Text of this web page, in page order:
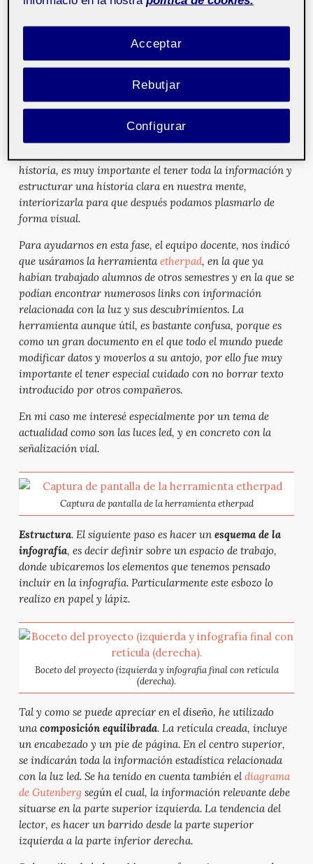
Los gráficos han de ser todos de creación propia.
(excepto mapas)
Formato apaisado de 1200 x 700 píxeles.
Fichero en formato SVG
Para crear la infografía he seguido las siguientes etapas:
. Sin duda este es uno de los principales
puntos a la hora de realizar una infografía. Para poder
historia, es muy importante el tener toda la información y
estructurar una historia clara en nuestra mente,
interiorizarla para que después podamos plasmarlo de
forma visual.
Para ayudarnos en esta fase, el equipo docente, nos indicó
que usáramos la herramienta etherpad, en la que ya
habían trabajado alumnos de otros semestres y en la que se
podían encontrar numerosos links con información
relacionada con la luz y sus descubrimientos. La
herramienta aunque útil, es bastante confusa, porque es
como un gran documento en el que todo el mundo puede
modificar datos y moverlos a su antojo, por ello fue muy
importante el tener especial cuidado con no borrar texto
introducido por otros compañeros.
En mi caso me interesé especialmente por un tema de
actualidad como son las luces led, y en concreto con la
señalización vial.
Captura de pantalla de la herramienta etherpad
Estructura. El siguiente paso es hacer un esquema de la
infografía, es decir definir sobre un espacio de trabajo,
donde ubicaremos los elementos que tenemos pensado
incluir en la infografía. Particularmente este esbozo lo
realizo en papel y lápiz.
Boceto del proyecto (izquierda y infografía final con retícula
(derecha).
Tal y como se puede apreciar en el diseño, he utilizado
una composición equilibrada. La retícula creada, incluye
un encabezado y un pie de página. En el centro superior,
se indicarán toda la información estadística relacionada
con la luz led. Se ha tenido en cuenta también el diagrama
de Gutenberg según el cual, la información relevante debe
situarse en la parte superior izquierda. La tendencia del
lector, es hacer un barrido desde la parte superior
izquierda a la parte inferior derecha.
Rebutjar
Acceptar
Configurar